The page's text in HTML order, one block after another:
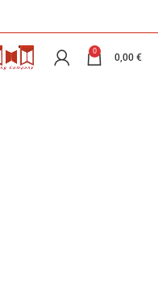
0
0,00 €